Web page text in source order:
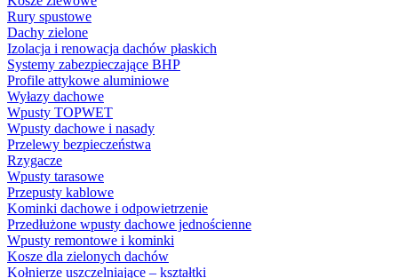
Rury spustowe
Dachy zielone
Izolacja i renowacja dachów płaskich
Systemy zabezpieczające BHP
Profile attykowe aluminiowe
Wyłazy dachowe
Wpusty TOPWET
Wpusty dachowe i nasady
Przelewy bezpieczeństwa
Rzygacze
Wpusty tarasowe
Przepusty kablowe
Kominki dachowe i odpowietrzenie
Przedłużone wpusty dachowe jednościenne
Wpusty remontowe i kominki
Kosze dla zielonych dachów
Kołnierze uszczelniające – kształtki